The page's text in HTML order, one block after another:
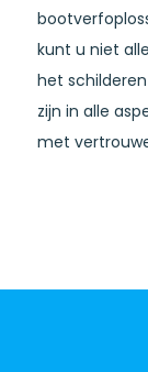
kunt u niet
het
zijn in alle
met